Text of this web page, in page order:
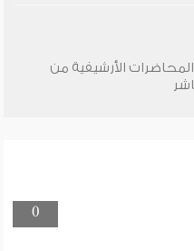
الأرشيفية من
0